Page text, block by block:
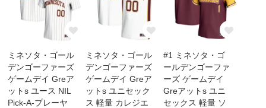
ミネソタ・ゴール
デンゴーファーズ
ゲームデイ Greア
ットs ユース NIL
Pick-A-プレーヤ
ミネソタ・ゴール
デンゴーファーズ
ゲームデイ Greア
ットs ユニセック
ス 軽量 カレジエ
#1 ミネソタ・ゴ
ールデンゴーファ
ーズ ゲームデイ
Greアットs ユニ
セックス 軽量 ソ